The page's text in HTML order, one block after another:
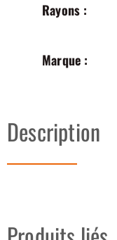
Rayons :
Marque :
Description